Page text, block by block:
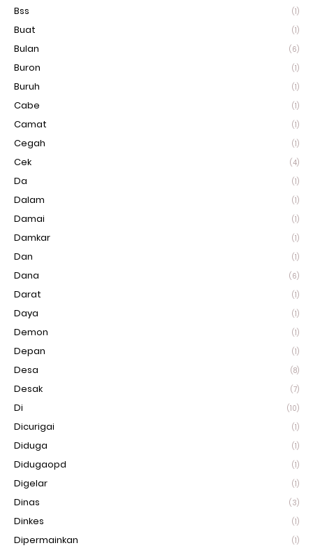
Bss (1)
Buat (1)
Bulan (6)
Buron (1)
Buruh (1)
Cabe (1)
Camat (1)
Cegah (1)
Cek (4)
Da (1)
Dalam (1)
Damai (1)
Damkar (1)
Dan (1)
Dana (6)
Darat (1)
Daya (1)
Demon (1)
Depan (1)
Desa (8)
Desak (7)
Di (10)
Dicurigai (1)
Diduga (1)
Didugaopd (1)
Digelar (1)
Dinas (3)
Dinkes (1)
Dipermainkan (1)